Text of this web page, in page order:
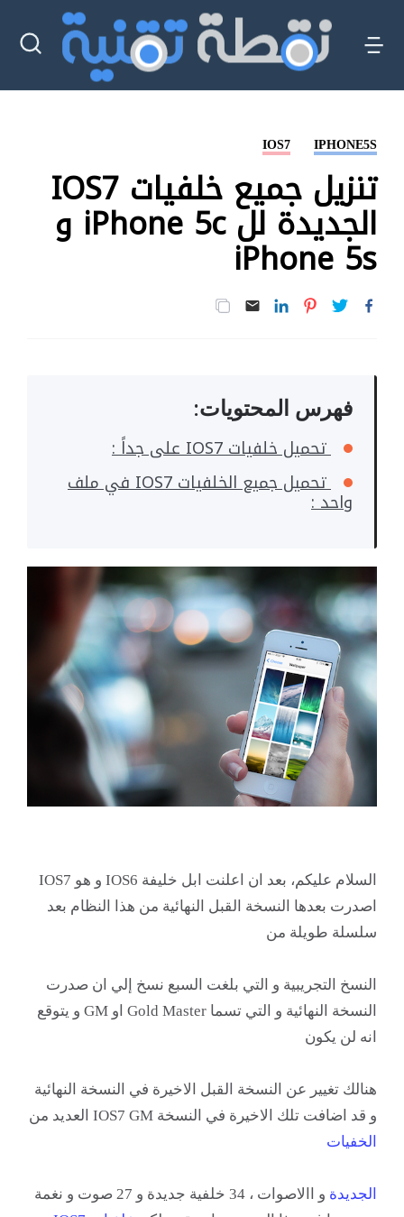
IOS7 IPHONE5S
تنزيل جميع خلفيات IOS7
الجديدة لل iPhone 5c و
iPhone 5s
فهرس المحتويات:
تحميل خلفيات IOS7 على جداً :
تحميل جميع الخلفيات IOS7 في ملف
واحد :
اصدرت بعدها النسخة القبل النهائية من هذا النظام بعد
سلسلة طويلة من
النسخ التجريبية و التي بلغت السبع نسخ إلي ان صدرت
النسخة النهائية و التي تسما Gold Master او GM و يتوقع
انه لن يكون
هنالك تغيير عن النسخة القبل الاخيرة في النسخة النهائية
و قد اضافت تلك الاخيرة في النسخة IOS7 GM العديد من
الخفيات
الجديدة
و االاصوات ، 34 خلفية جديدة و 27 صوت و نغمة